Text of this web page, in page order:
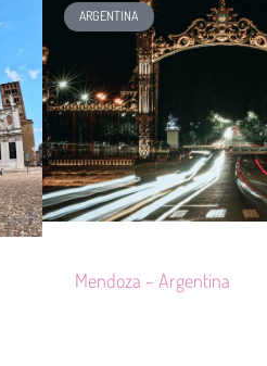
ARGENTINA
Mendoza – Argentina